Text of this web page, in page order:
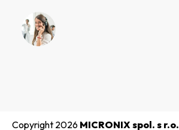
Copyright 2026 MICRONIX spol. s r.o.